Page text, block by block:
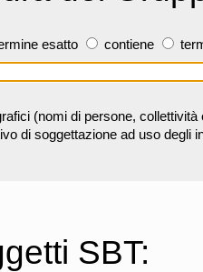
esatto contiene
(nomi di persone,
di soggettazione ad uso degli
SBT: